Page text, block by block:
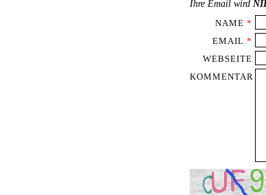
Ihre Email wird
NAME *
EMAIL *
WEBSEITE
KOMMENTAR